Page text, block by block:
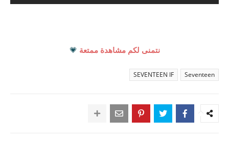
نتمنى لكم مشاهدة ممتعة 💗
Seventeen
SEVENTEEN IF